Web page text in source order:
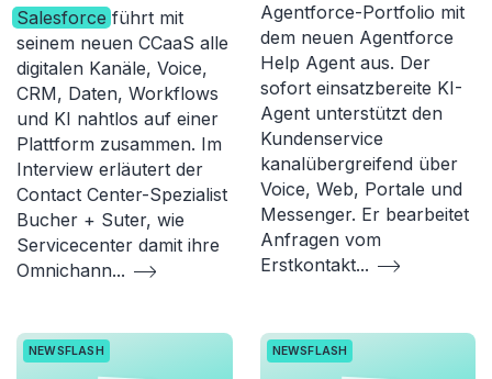
Salesforce führt mit
seinem neuen CCaaS alle
digitalen Kanäle, Voice,
CRM, Daten, Workflows
und KI nahtlos auf einer
Plattform zusammen. Im
Interview erläutert der
Contact Center-Spezialist
Bucher + Suter, wie
Servicecenter damit ihre
Omnichann...
Agentforce-Portfolio mit
dem neuen Agentforce
Help Agent aus. Der
sofort einsatzbereite KI-
Agent unterstützt den
Kundenservice
kanalübergreifend über
Voice, Web, Portale und
Messenger. Er bearbeitet
Anfragen vom
Erstkontakt...
NEWSFLASH NEWSFLASH